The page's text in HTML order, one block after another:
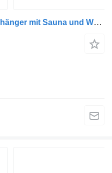
Andere Izabella Wellnessanhänger mit Sauna und Whirlpool, Stroma